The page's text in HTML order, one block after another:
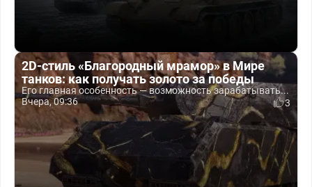
2D-стиль «Благородный мрамор» в Мире
танков: как получать золото за победы
Его главная особенность — возможность зарабатывать...
Вчера, 09:36
3